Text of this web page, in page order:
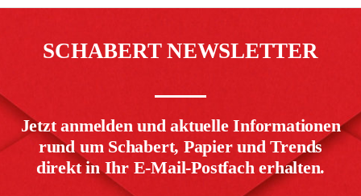
SCHABERT NEWSLETTER
Jetzt anmelden und aktuelle Informationen
rund um Schabert, Papier und Trends
direkt in Ihr E-Mail-Postfach erhalten.